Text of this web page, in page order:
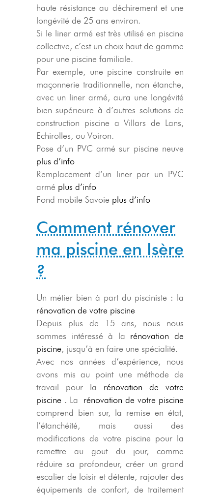
haute résistance au déchirement et une
longévité de 25 ans environ.
Si le liner armé est très utilisé en piscine
collective, c’est un choix haut de gamme
pour une piscine familiale.
Par exemple, une piscine construite en
maçonnerie traditionnelle, non étanche,
avec un liner armé, aura une longévité
bien supérieure à d’autres solutions de
construction piscine a Villars de Lans,
Echirolles, ou Voiron.
Pose d’un PVC armé sur piscine neuve
plus d’info
Remplacement d’un liner par un PVC
armé plus d’info
Fond mobile Savoie plus d’info
Comment rénover
ma piscine en Isère
?
Un métier bien à part du pisciniste : la
rénovation de votre piscine
Depuis plus de 15 ans, nous nous
sommes intéressé à la rénovation de
piscine, jusqu’à en faire une spécialité.
Avec nos années d’expérience, nous
avons mis au point une méthode de
travail pour la rénovation de votre
piscine . La rénovation de votre piscine
comprend bien sur, la remise en état,
l’étanchéité, mais aussi des
modifications de votre piscine pour la
remettre au gout du jour, comme
réduire sa profondeur, créer un grand
escalier de loisir et détente, rajouter des
équipements de confort, de traitement